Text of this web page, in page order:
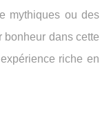
mythiques ou des
bonheur dans cette
riche en